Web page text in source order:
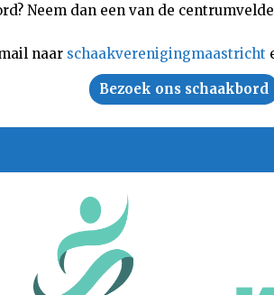
Neem dan een van de
naar schaakverenigingmaastricht
Bezoek ons schaakbord